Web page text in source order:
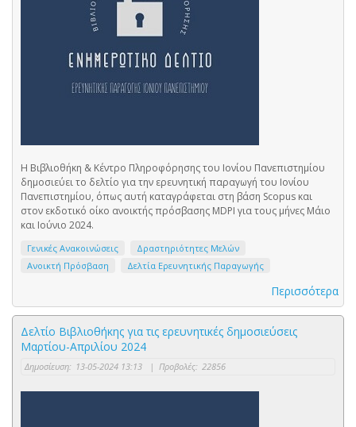
Η Βιβλιοθήκη & Κέντρο Πληροφόρησης του Ιονίου Πανεπιστημίου
δημοσιεύει το δελτίο για την ερευνητική παραγωγή του Ιονίου
Πανεπιστημίου, όπως αυτή καταγράφεται στη βάση Scopus και
στον εκδοτικό οίκο ανοικτής πρόσβασης MDPI για τους μήνες Μάιο
και Ιούνιο 2024.
Γενικές Ανακοινώσεις
Δραστηριότητες Μελών
Ανοικτή Πρόσβαση
Δελτία Ερευνητικής Παραγωγής
Περισσότερα
Δελτίο Βιβλιοθήκης για τις ερευνητικές δημοσιεύσεις
Μαρτίου-Απριλίου 2024
Δημοσίευση: 13-05-2024 13:13 | Προβολές: 22856